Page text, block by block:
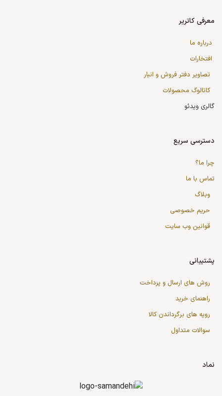
معرفی کاتریر
درباره ما
افتخارات
تصاویر دفتر فروش و انبار
کاتالوگ محصولات
گالری ویدئو
دسترسی سریع
چرا ما؟
تماس با ما
وبلاگ
حریم خصوصی
قوانین وب سایت
پشتیبانی
روش های ارسال و پرداخت
راهنمای خرید
رویه های برگرداندن کالا
سوالات متداول
نماد